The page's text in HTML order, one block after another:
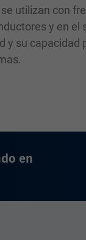
utilizan con
y en el
y su
en